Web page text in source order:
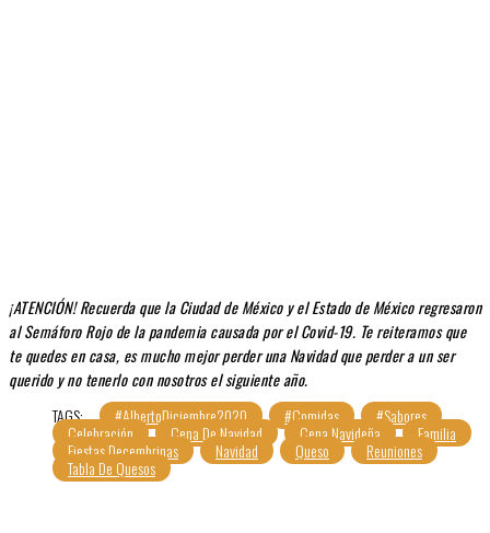
¡ATENCIÓN! Recuerda que la Ciudad de México y el Estado de México regresaron
al Semáforo Rojo de la pandemia causada por el Covid-19. Te reiteramos que
te quedes en casa, es mucho mejor perder una Navidad que perder a un ser
querido y no tenerlo con nosotros el siguiente año.
TAGS:
#AlbertoDiciembre2020 #Comidas #Sabores
Celebración Cena De Navidad Cena Navideña Familia
Fiestas Decembrinas Navidad Queso Reuniones
Tabla De Quesos